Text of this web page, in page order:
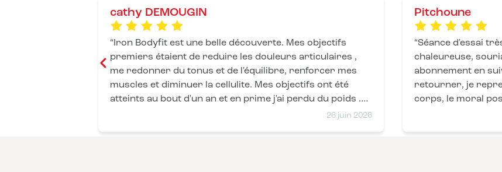
cathy DEMOUGIN
26 juin 2026
Iron Bodyfit est une belle découverte. Mes objectifs
premiers étaient de reduire les douleurs articulaires ,
me redonner du tonus et de l'équilibre, renforcer mes
muscles et diminuer la cellulite. Mes objectifs ont été
atteints au bout d'un an et en prime j'ai perdu du poids .
J'ai signé pour un an de plus . Un grand merci aux coachs
Pitchoune
Séance d'essai
chaleureuse,
abonnement en
retourner, je
corps, le moral
mes muscles qui